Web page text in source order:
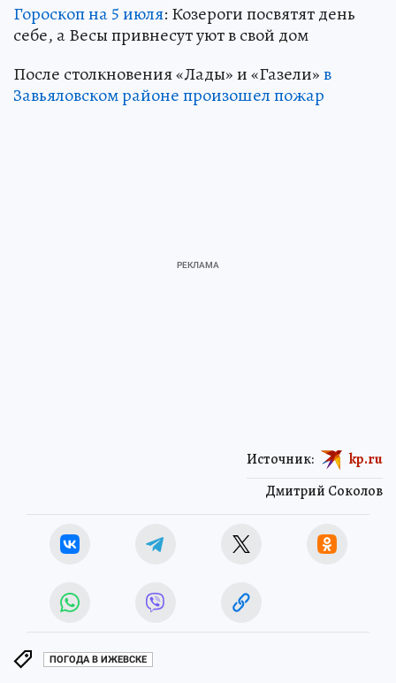
Гороскоп на 5 июля: Козероги посвятят день
себе, а Весы привнесут уют в свой дом
После столкновения «Лады» и «Газели»в
Завьяловском районе произошел пожар
Дмитрий Соколов
Источник: kp.ru
ПОГОДА В ИЖЕВСКЕ